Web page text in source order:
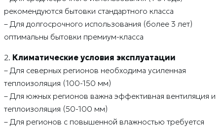
рекомендуются бытовки стандартного класса
– Для долгосрочного использования (более 3 лет)
оптимальны бытовки премиум-класса
2. Климатические условия эксплуатации
– Для северных регионов необходима усиленная
теплоизоляция (100-150 мм)
– Для южных регионов важна эффективная вентиляция и
теплоизоляция (50-100 мм)
– Для регионов с повышенной влажностью требуется